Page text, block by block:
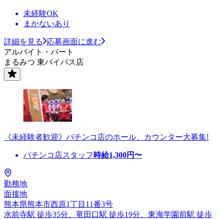
未経験OK
まかないあり
詳細を見る
応募画面に進む
アルバイト・パート
まるみつ 東バイパス店
《未経験者歓迎》パチンコ店のホール、カウンター大募集!
パチンコ店スタッフ 時給1,300円〜
勤務地
面接地
熊本県熊本市西原1丁目11番3号
水前寺駅 徒歩35分、竜田口駅 徒歩19分、東海学園前駅 徒歩